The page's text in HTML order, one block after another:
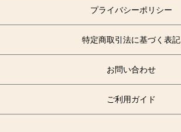
プライバシーポリシー
特定商取引法に基づく表記
お問い合わせ
ご利用ガイド